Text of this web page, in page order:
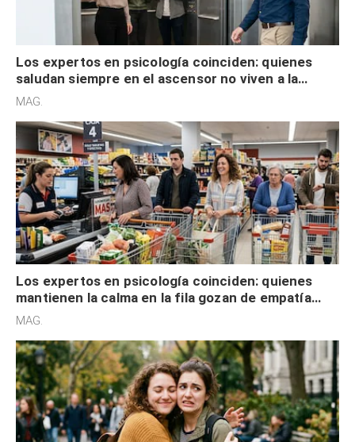
Los expertos en psicología coinciden: quienes
saludan siempre en el ascensor no viven a la
defensiva y tienen apertura social
MAG.
Los expertos en psicología coinciden: quienes
mantienen la calma en la fila gozan de empatía
cognitiva, gratitud y no solo tienen autocontrol
MAG.